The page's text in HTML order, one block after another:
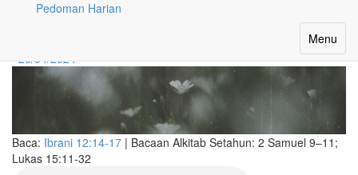
Pedoman Harian
Toggle
Menu
20/04/2024
Baca: Ibrani 12:14-17 | Bacaan Alkitab Setahun: 2 Samuel 9–11;
Lukas 15:11-32